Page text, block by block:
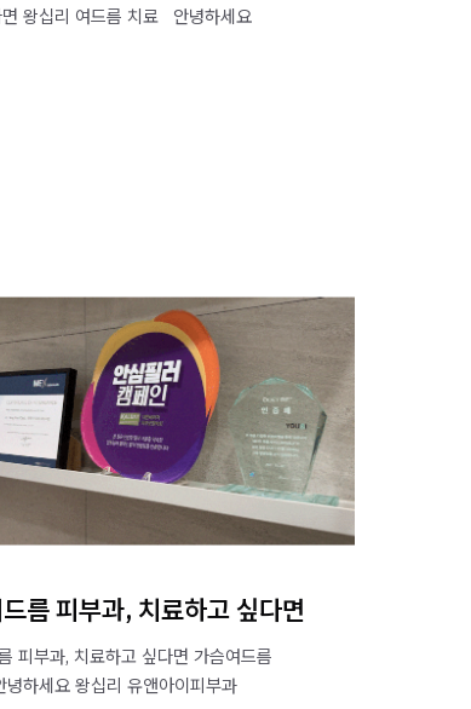
왕십리 여드름 치료 ​ ​ 안녕하세요
름 피부과, 치료하고 싶다면
피부과, 치료하고 싶다면 가슴여드름
녕하세요 왕십리 유앤아이피부과